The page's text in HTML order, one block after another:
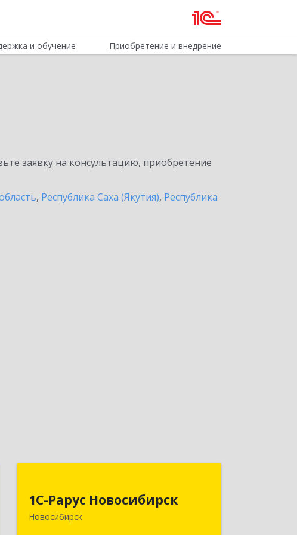
и обучение Приобретение и внедрение
заявку на консультацию, приобретение
, Республика Саха (Якутия), Республика
1С-Рарус Новосибирск
Новосибирск
630015, Новосибирская обл,
Новосибирск г, Планетная ул, дом №